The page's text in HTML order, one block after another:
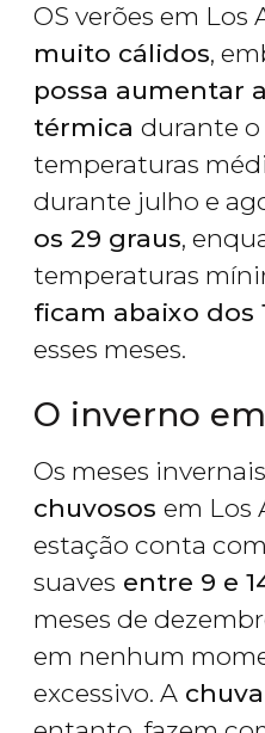
OS verões em Los
muito cálidos,
possa aumentar
térmica durante o
temperaturas
durante julho e
os 29 graus,
temperaturas
ficam abaixo dos
esses meses.
O inverno
Os meses
chuvosos em Los
estação conta
suaves entre 9 e
meses de
em nenhum
excessivo. A